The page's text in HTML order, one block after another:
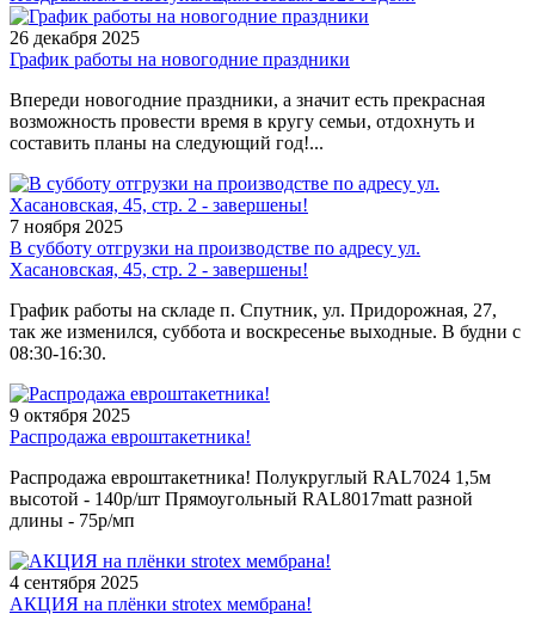
26 декабря 2025
График работы на новогодние праздники
Впереди новогодние праздники, а значит есть прекрасная
возможность провести время в кругу семьи, отдохнуть и
составить планы на следующий год!...
7 ноября 2025
В субботу отгрузки на производстве по адресу ул.
Хасановская, 45, стр. 2 - завершены!
График работы на складе п. Спутник, ул. Придорожная, 27,
так же изменился, суббота и воскресенье выходные. В будни с
08:30-16:30.
9 октября 2025
Распродажа евроштакетника!
Распродажа евроштакетника! Полукруглый RAL7024 1,5м
высотой - 140р/шт Прямоугольный RAL8017matt разной
длины - 75р/мп
4 сентября 2025
АКЦИЯ на плёнки strotex мембрана!